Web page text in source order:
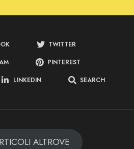
TWITTER
PINTEREST
LINKEDIN SEARCH
ALTROVE